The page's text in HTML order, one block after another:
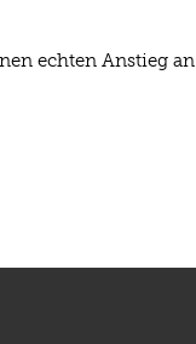
echten Anstieg an